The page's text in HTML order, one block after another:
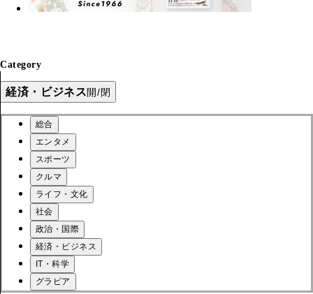
Category
経済・ビジネス開/閉
総合
エンタメ
スポーツ
クルマ
ライフ・文化
社会
政治・国際
経済・ビジネス
IT・科学
グラビア